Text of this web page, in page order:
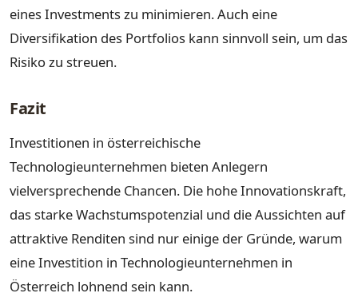
eines Investments zu minimieren. Auch eine
Diversifikation des Portfolios kann sinnvoll sein, um das
Risiko zu streuen.
Fazit
Investitionen in österreichische
Technologieunternehmen bieten Anlegern
vielversprechende Chancen. Die hohe Innovationskraft,
das starke Wachstumspotenzial und die Aussichten auf
attraktive Renditen sind nur einige der Gründe, warum
eine Investition in Technologieunternehmen in
Österreich lohnend sein kann.